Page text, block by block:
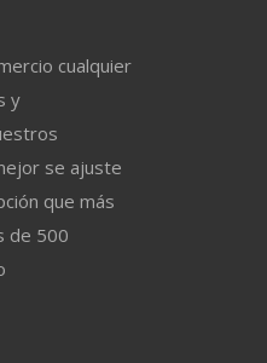
cualquier
y
se ajuste
que más
de 500